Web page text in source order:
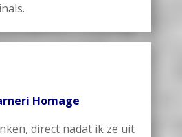
Homage
direct nadat ik ze uit